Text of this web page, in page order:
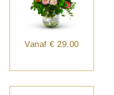
Vanaf € 29.00